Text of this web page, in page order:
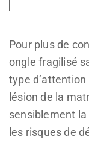
Pour plus de
ongle fragilisé
type d’attention
lésion de la
sensiblement
les risques de